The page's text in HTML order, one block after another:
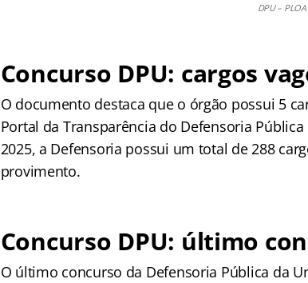
DPU –
Concurso DPU: cargos
O documento destaca que o órgão possui 5
Portal da Transparência do Defensoria
2025, a Defensoria possui um total de 288
provimento.
Concurso DPU: último
O último concurso da Defensoria Pública da